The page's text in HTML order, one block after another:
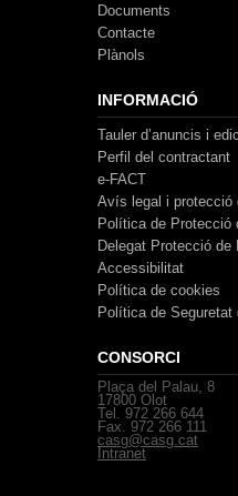
Documents
Contacte
Plànols
INFORMACIÓ
Tauler d’anuncis i
Perfil del contractant
e-FACT
Avís legal i protecció
Política de Protecció
Delegat Protecció de
Accessibilitat
Política de cookies
Política de Seguretat
CONSORCI
Plaça del Palau, 8
17800 Olot
Tel. 972 266 644
Fax. 972 266 111
casg@casg.cat
Intranet